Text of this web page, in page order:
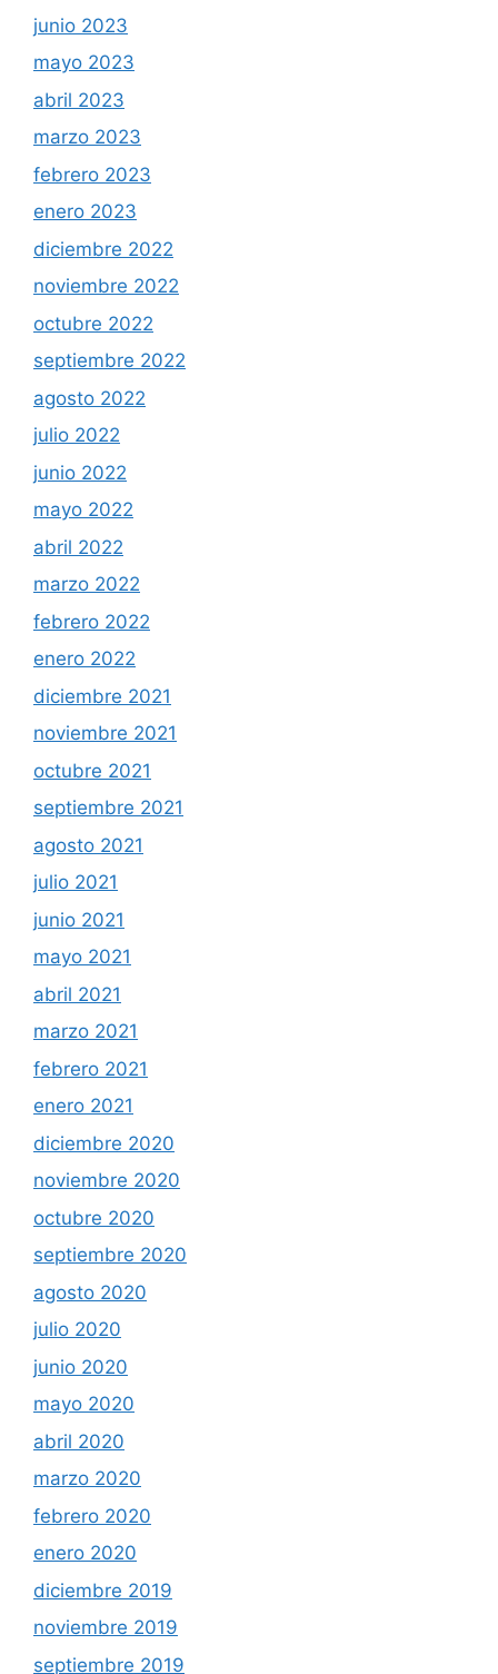
junio 2023
mayo 2023
abril 2023
marzo 2023
febrero 2023
enero 2023
diciembre 2022
noviembre 2022
octubre 2022
septiembre 2022
agosto 2022
julio 2022
junio 2022
mayo 2022
abril 2022
marzo 2022
febrero 2022
enero 2022
diciembre 2021
noviembre 2021
octubre 2021
septiembre 2021
agosto 2021
julio 2021
junio 2021
mayo 2021
abril 2021
marzo 2021
febrero 2021
enero 2021
diciembre 2020
noviembre 2020
octubre 2020
septiembre 2020
agosto 2020
julio 2020
junio 2020
mayo 2020
abril 2020
marzo 2020
febrero 2020
enero 2020
diciembre 2019
noviembre 2019
septiembre 2019